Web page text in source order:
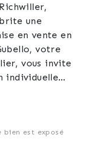
une
en vente en
votre
vous invite
individuelle
de vie
bien est exposé